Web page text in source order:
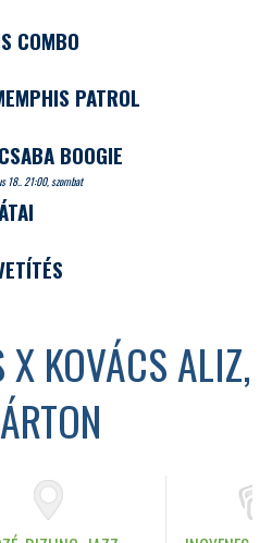
KOVÁCS ALIZ,
COMBO
PATROL
BOOGIE
18.. 21:00, szombat